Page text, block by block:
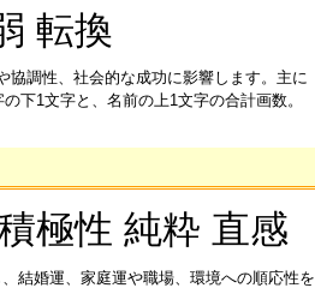
転換
協調性、社会的な成功に影響します。主に
下1文字と、名前の上1文字の合計画数。
極性 純粋 直感
結婚運、家庭運や職場、環境への順応性を